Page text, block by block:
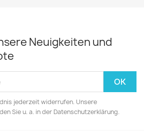
Neuigkeiten und
jederzeit widerrufen. Unsere
Sie u. a. in der Datenschutzerklärung.